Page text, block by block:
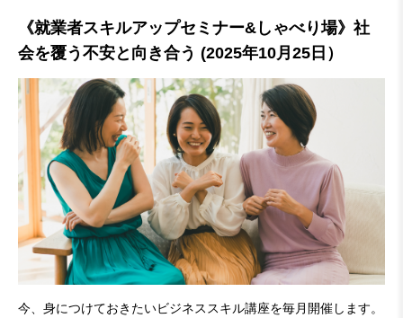
《就業者スキルアップセミナー&しゃべり場》社
会を覆う不安と向き合う (2025年10月25日）
今、身につけておきたいビジネススキル講座を毎月開催します。